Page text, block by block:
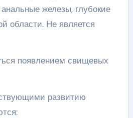
железы, глубокие
области. Не является
появлением свищевых
развитию